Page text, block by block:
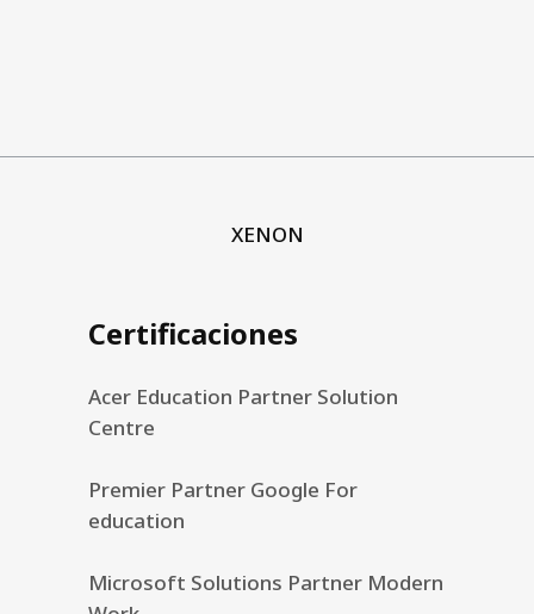
XENON
Certificaciones
Acer Education Partner Solution
Centre
Premier Partner Google For
education
Microsoft Solutions Partner Modern